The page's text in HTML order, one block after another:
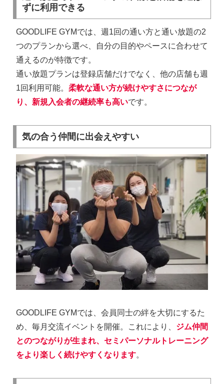
ずに利用できる
GOODLIFE GYMでは、週1回の通い方と通い放題の2
つのプランから選べ、自分の目的やペースに合わせて
通えるのが特徴です。
通い放題プランは登録店舗だけでなく、他の店舗も週
1回利用可能。 柔軟な通い方が続けやすさにつなが
り、新規入会者の継続率も高いです。
気の合う仲間に出会えやすい
GOODLIFE GYMでは、会員同士の絆を大切にするた
め、毎月交流イベントを開催。これにより、 ジム仲間
とのつながりが生まれ、セミパーソナルトレーニング
をより楽しく続けやすくなります。